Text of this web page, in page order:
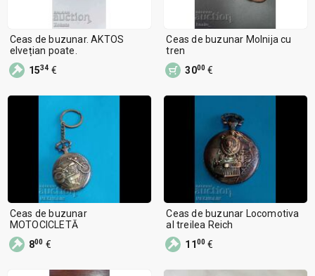
Ceas de buzunar. AKTOS
elvețian poate.
1534 €
Ceas de buzunar Molnija cu
tren
3000 €
Ceas de buzunar
MOTOCICLETĂ
800 €
Ceas de buzunar Locomotiva
al treilea Reich
1100 €